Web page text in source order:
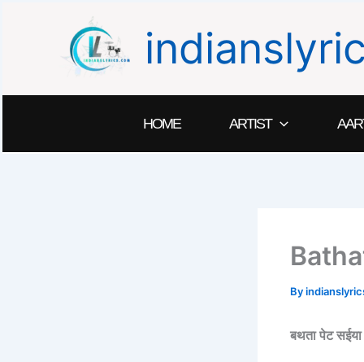
HOME ARTIST
By
बथता पेट